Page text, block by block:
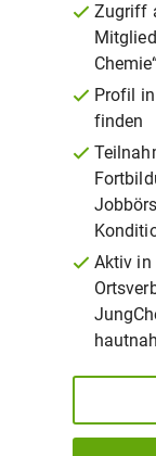
Zugriff
Profil
finden
Aktiv in